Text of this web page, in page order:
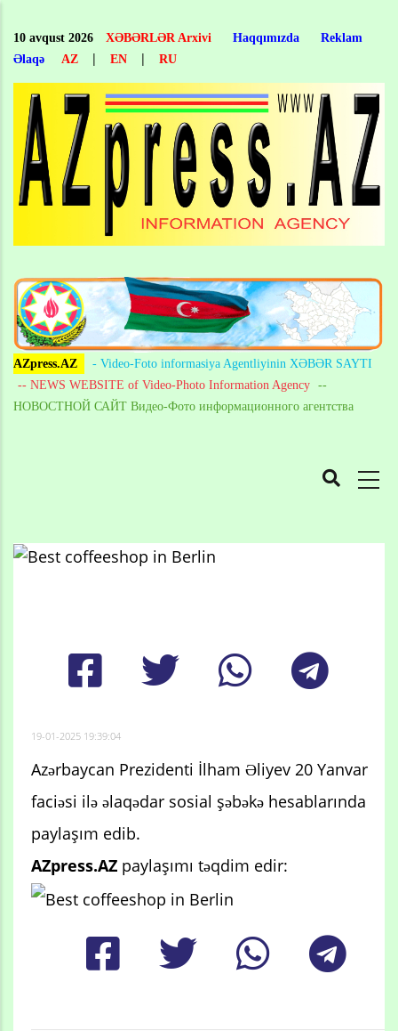
main
content
10 avqust 2026 XƏBƏRLƏR Arxivi Haqqımızda
Reklam
Əlaqə
AZ | EN | RU
AZpress.AZ
- Video-Foto informasiya Agentliyinin XƏBƏR SAYTI
-- NEWS WEBSITE of Video-Photo Information Agency --
НОВОСТНОЙ САЙТ Видео-Фото информационного агентства
Breadcrumb
19-01-2025 19:39:04
Azərbaycan Prezidenti İlham Əliyev 20 Yanvar
faciəsi ilə əlaqədar sosial şəbəkə hesablarında
paylaşım edib.
AZpress.AZ paylaşımı təqdim edir: